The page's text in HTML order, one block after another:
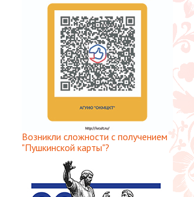
Возникли сложности с получением
"Пушкинской карты"?